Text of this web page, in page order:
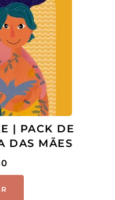
| PACK DE
DAS MÃES